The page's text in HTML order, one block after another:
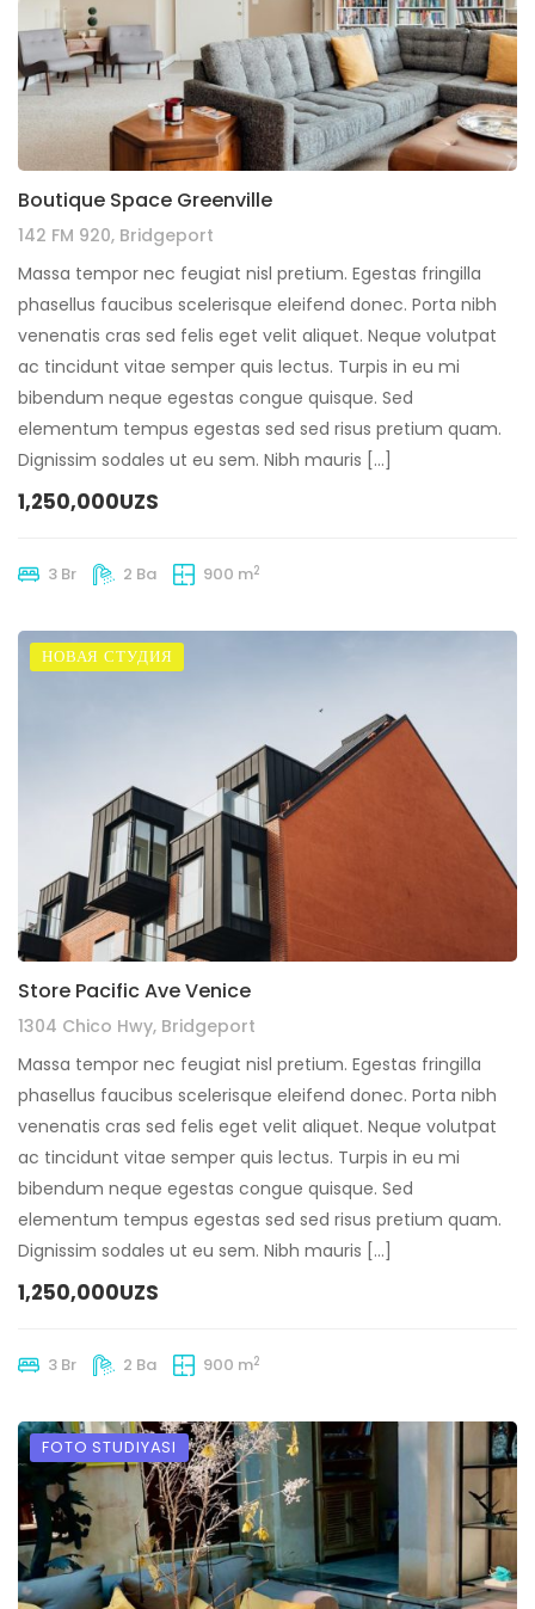
Boutique Space Greenville
142 FM 920, Bridgeport
Massa tempor nec feugiat nisl pretium. Egestas fringilla
phasellus faucibus scelerisque eleifend donec. Porta nibh
venenatis cras sed felis eget velit aliquet. Neque volutpat
ac tincidunt vitae semper quis lectus. Turpis in eu mi
bibendum neque egestas congue quisque. Sed
elementum tempus egestas sed sed risus pretium quam.
Dignissim sodales ut eu sem. Nibh mauris […]
1,250,000UZS
3 Br 2 Ba 900 m2
НОВАЯ СТУДИЯ
Store Pacific Ave Venice
1304 Chico Hwy, Bridgeport
Massa tempor nec feugiat nisl pretium. Egestas fringilla
phasellus faucibus scelerisque eleifend donec. Porta nibh
venenatis cras sed felis eget velit aliquet. Neque volutpat
ac tincidunt vitae semper quis lectus. Turpis in eu mi
bibendum neque egestas congue quisque. Sed
elementum tempus egestas sed sed risus pretium quam.
Dignissim sodales ut eu sem. Nibh mauris […]
1,250,000UZS
3 Br 2 Ba 900 m2
FOTO STUDIYASI